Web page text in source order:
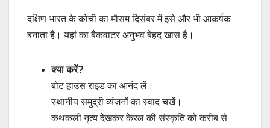
दक्षिण भारत के कोची का मौसम दिसंबर में इसे और भी आकर्षक
बनाता है। यहां का बैकवाटर अनुभव बेहद खास है।
क्या करें?
बोट हाउस राइड का आनंद लें।
स्थानीय समुद्री व्यंजनों का स्वाद चखें।
कथकली नृत्य देखकर केरल की संस्कृति को करीब से